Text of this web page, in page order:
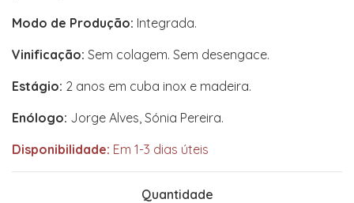
Modo de Produção: Integrada.
Vinificação: Sem colagem. Sem desengace.
Estágio: 2 anos em cuba inox e madeira.
Enólogo: Jorge Alves, Sónia Pereira.
Disponibilidade: Em 1-3 dias úteis
Quantidade